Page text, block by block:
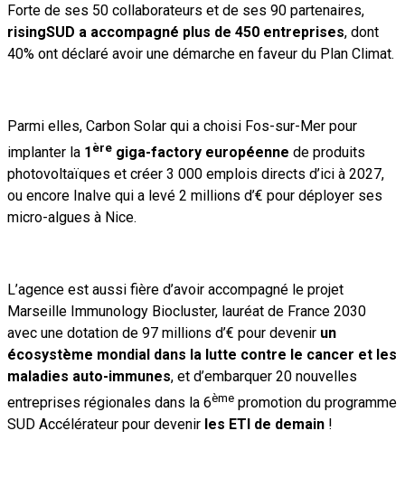
Forte de ses 50 collaborateurs et de ses 90 partenaires,
risingSUD a accompagné plus de 450 entreprises, dont
40% ont déclaré avoir une démarche en faveur du Plan Climat.
Parmi elles, Carbon Solar qui a choisi Fos-sur-Mer pour
implanter la 1 ère giga-factory européenne de produits
photovoltaïques et créer 3 000 emplois directs d’ici à 2027,
ou encore Inalve qui a levé 2 millions d’€ pour déployer ses
micro-algues à Nice.
L’agence est aussi fière d’avoir accompagné le projet
Marseille Immunology Biocluster, lauréat de France 2030
avec une dotation de 97 millions d’€ pour devenir un
écosystème mondial dans la lutte contre le cancer et les
maladies auto-immunes, et d’embarquer 20 nouvelles
entreprises régionales dans la 6ème promotion du programme
SUD Accélérateur pour devenir les ETI de demain !